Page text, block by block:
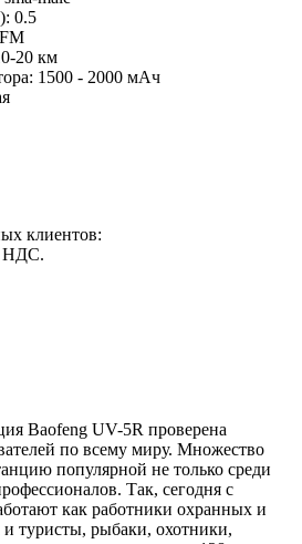
0.5
FM
20 км
1500 - 2000 мАч
клиентов:
НДС.
Baofeng UV-5R проверена
по всему миру. Множество
популярной не только среди
Так, сегодня с
как работники охранных и
туристы, рыбаки, охотники,